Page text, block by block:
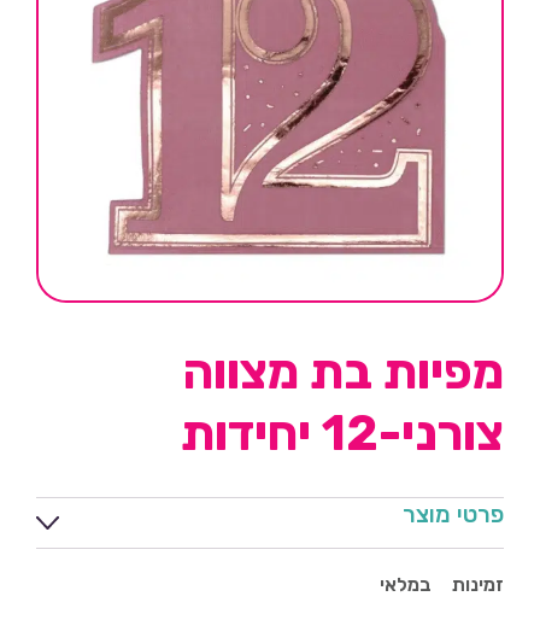
מפיות בת מצווה
צורני-12 יחידות
פרטי מוצר
זמינות במלאי